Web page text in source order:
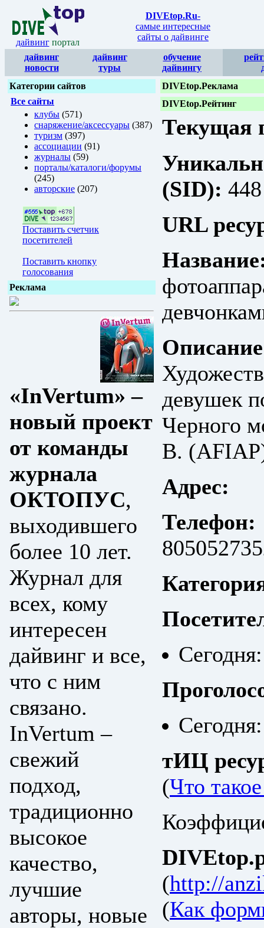
дайвинг портал
DIVEtop.Ru-
самые интересные
сайты о дайвинге
дайвинг
новости
дайвинг
туры
обучение
дайвингу
Категории сайтов
Все сайты
клубы (571)
снаряжение/аксессуары (387)
туризм (397)
ассоциации (91)
журналы (59)
порталы/каталоги/форумы
(245)
авторские (207)
Поставить счетчик
посетителей
Поставить кнопку
голосования
Реклама
«InVertum» –
новый проект
от команды
журнала
ОКТОПУС,
выходившего
более 10 лет.
Журнал для
всех, кому
интересен
дайвинг и все,
что с ним
связано.
InVertum –
свежий
подход,
традиционно
высокое
качество,
лучшие
авторы, новые
DIVEtop.Реклама
DIVEtop.Рейтинг
Текущая
(SID): 448
URL
девушек
Черного
В.
Адрес:
Телефон:
тИЦ
(Что
(http://
(Как